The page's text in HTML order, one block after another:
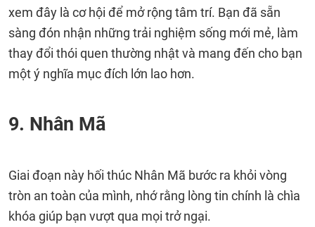
xem đây là cơ hội để mở rộng tâm trí. Bạn đã sẵn
sàng đón nhận những trải nghiệm sống mới mẻ, làm
thay đổi thói quen thường nhật và mang đến cho bạn
một ý nghĩa mục đích lớn lao hơn.
9. Nhân Mã
Giai đoạn này hối thúc Nhân Mã bước ra khỏi vòng
tròn an toàn của mình, nhớ rằng lòng tin chính là chìa
khóa giúp bạn vượt qua mọi trở ngại.